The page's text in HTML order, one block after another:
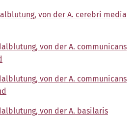
von der A. cerebri media
von der A. communicans
von der A. communicans
von der A. basilaris